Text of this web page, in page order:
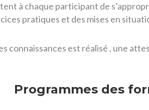
à chaque participant de
pratiques et des mises en
connaissances est réalisé , une
Programmes des